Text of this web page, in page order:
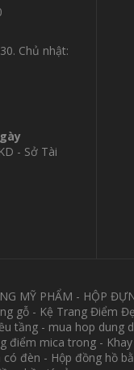
Chủ nhật:
- Sở Tài
MỸ PHẨM - HỘP
gỗ - Kệ Trang Điểm
tầng - mua hop dung
điểm mica trong -
đèn - Hộp đồng hồ